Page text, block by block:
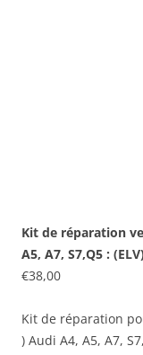
Kit de réparation
A5, A7, S7,Q5 :
€38,00
Kit de réparation
) Audi A4, A5, A7,